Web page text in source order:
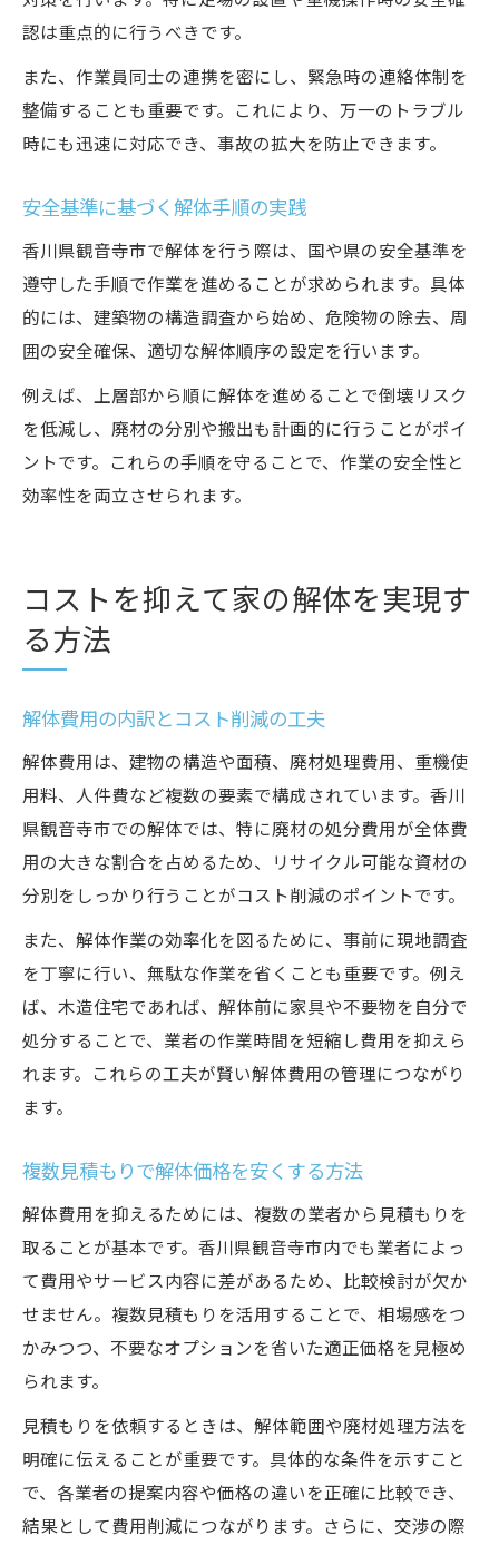
認は重点的に行うべきです。
また、作業員同士の連携を密にし、緊急時の連絡体制を
整備することも重要です。これにより、万一のトラブル
時にも迅速に対応でき、事故の拡大を防止できます。
安全基準に基づく解体手順の実践
香川県観音寺市で解体を行う際は、国や県の安全基準を
遵守した手順で作業を進めることが求められます。具体
的には、建築物の構造調査から始め、危険物の除去、周
囲の安全確保、適切な解体順序の設定を行います。
例えば、上層部から順に解体を進めることで倒壊リスク
を低減し、廃材の分別や搬出も計画的に行うことがポイ
ントです。これらの手順を守ることで、作業の安全性と
効率性を両立させられます。
コストを抑えて家の解体を実現す
る方法
解体費用の内訳とコスト削減の工夫
解体費用は、建物の構造や面積、廃材処理費用、重機使
用料、人件費など複数の要素で構成されています。香川
県観音寺市での解体では、特に廃材の処分費用が全体費
用の大きな割合を占めるため、リサイクル可能な資材の
分別をしっかり行うことがコスト削減のポイントです。
また、解体作業の効率化を図るために、事前に現地調査
を丁寧に行い、無駄な作業を省くことも重要です。例え
ば、木造住宅であれば、解体前に家具や不要物を自分で
処分することで、業者の作業時間を短縮し費用を抑えら
れます。これらの工夫が賢い解体費用の管理につながり
ます。
複数見積もりで解体価格を安くする方法
解体費用を抑えるためには、複数の業者から見積もりを
取ることが基本です。香川県観音寺市内でも業者によっ
て費用やサービス内容に差があるため、比較検討が欠か
せません。複数見積もりを活用することで、相場感をつ
かみつつ、不要なオプションを省いた適正価格を見極め
られます。
見積もりを依頼するときは、解体範囲や廃材処理方法を
明確に伝えることが重要です。具体的な条件を示すこと
で、各業者の提案内容や価格の違いを正確に比較でき、
結果として費用削減につながります。さらに、交渉の際